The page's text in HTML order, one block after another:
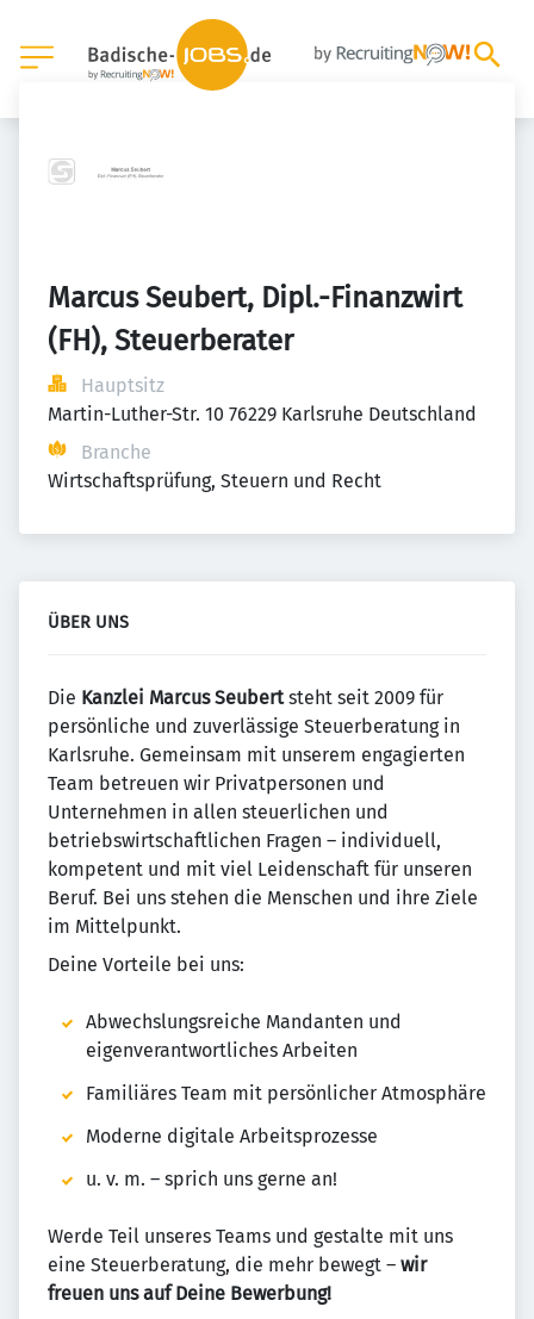
Marcus Seubert, Dipl.-Finanzwirt
(FH), Steuerberater
Hauptsitz
Martin-Luther-Str. 10 76229 Karlsruhe Deutschland
Branche
Wirtschaftsprüfung, Steuern und Recht
ÜBER UNS
Die Kanzlei Marcus Seubertsteht seit 2009 für
persönliche und zuverlässige Steuerberatung in
Karlsruhe. Gemeinsam mit unserem engagierten
Team betreuen wir Privatpersonen und
Unternehmen in allen steuerlichen und
betriebswirtschaftlichen Fragen – individuell,
kompetent und mit viel Leidenschaft für unseren
Beruf. Bei uns stehen die Menschen und ihre Ziele
im Mittelpunkt.
Deine Vorteile bei uns:
Abwechslungsreiche Mandanten und
eigenverantwortliches Arbeiten
Familiäres Team mit persönlicher Atmosphäre
Moderne digitale Arbeitsprozesse
u. v. m. – sprich uns gerne an!
Werde Teil unseres Teams und gestalte mit uns
eine Steuerberatung, die mehr bewegt – wir
freuen uns auf Deine Bewerbung!